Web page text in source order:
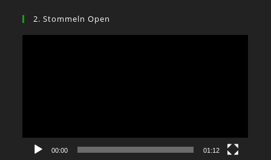
2. Stommeln Open
00:00 01:12